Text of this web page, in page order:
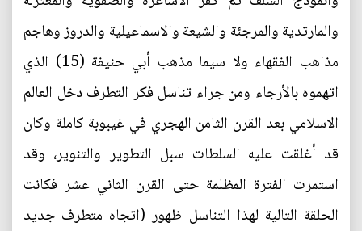
والمارتدية والمرجئة والشيعة والاسماعيلية والدروز وهاجم
مذاهب الفقهاء ولا سيما مذهب أبي حنيفة (15) الذي
اتهموه بالأرجاء ومن جراء تناسل فكر التطرف دخل العالم
الاسلامي بعد القرن الثامن الهجري في غيبوبة كاملة وكان
قد أغلقت عليه السلطات سبل التطوير والتنوير، وقد
استمرت الفترة المظلمة حتى القرن الثاني عشر فكانت
الحلقة التالية لهذا التناسل ظهور (اتجاه متطرف جديد